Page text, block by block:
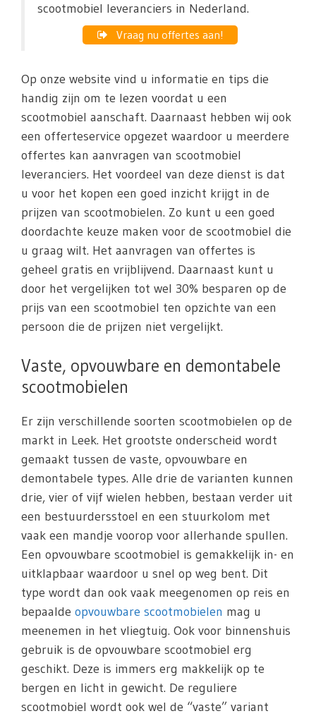
scootmobiel leveranciers in Nederland.
Vraag nu offertes aan!
Op onze website vind u informatie en tips die
handig zijn om te lezen voordat u een
scootmobiel aanschaft. Daarnaast hebben wij ook
een offerteservice opgezet waardoor u meerdere
offertes kan aanvragen van scootmobiel
leveranciers. Het voordeel van deze dienst is dat
u voor het kopen een goed inzicht krijgt in de
prijzen van scootmobielen. Zo kunt u een goed
doordachte keuze maken voor de scootmobiel die
u graag wilt. Het aanvragen van offertes is
geheel gratis en vrijblijvend. Daarnaast kunt u
door het vergelijken tot wel 30% besparen op de
prijs van een scootmobiel ten opzichte van een
persoon die de prijzen niet vergelijkt.
Vaste, opvouwbare en demontabele
scootmobielen
Er zijn verschillende soorten scootmobielen op de
markt in Leek. Het grootste onderscheid wordt
gemaakt tussen de vaste, opvouwbare en
demontabele types. Alle drie de varianten kunnen
drie, vier of vijf wielen hebben, bestaan verder uit
een bestuurdersstoel en een stuurkolom met
vaak een mandje voorop voor allerhande spullen.
Een opvouwbare scootmobiel is gemakkelijk in- en
uitklapbaar waardoor u snel op weg bent. Dit
type wordt dan ook vaak meegenomen op reis en
bepaalde opvouwbare scootmobielen mag u
meenemen in het vliegtuig. Ook voor binnenshuis
gebruik is de opvouwbare scootmobiel erg
geschikt. Deze is immers erg makkelijk op te
bergen en licht in gewicht. De reguliere
scootmobiel wordt ook wel de “vaste” variant